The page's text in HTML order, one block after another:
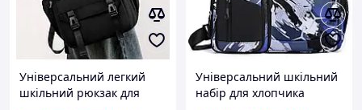
Універсальний легкий
шкільний рюкзак для
Універсальний шкільний
набір для хлопчика